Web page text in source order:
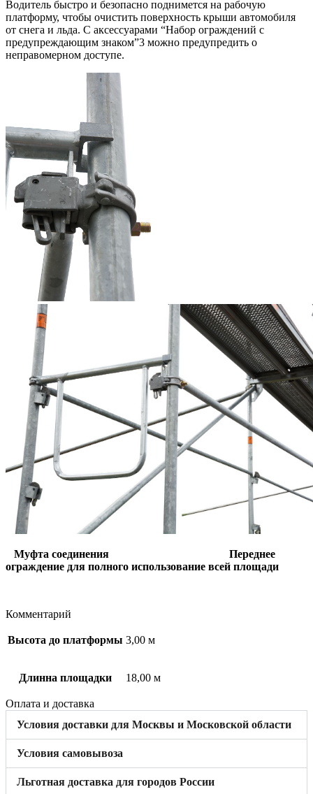
Водитель быстро и безопасно поднимется на рабочую
платформу, чтобы очистить поверхность крыши автомобиля
от снега и льда. С аксессуарами “Набор ограждений с
предупреждающим знаком”3 можно предупредить о
неправомерном доступе.
Муфта соединения Переднее
ограждение для полного использование всей площади
Комментарий
Высота до платформы 3,00 м
Длинна площадки 18,00 м
Оплата и доставка
Условия доставки для Москвы и Московской области
Условия самовывоза
Льготная доставка для городов России